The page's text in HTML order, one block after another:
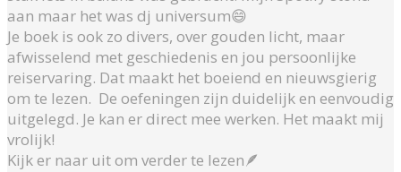
aan maar het was dj universum😄
Je boek is ook zo divers, over gouden licht, maar
afwisselend met geschiedenis en jou persoonlijke
reiservaring. Dat maakt het boeiend en nieuwsgierig
om te lezen. De oefeningen zijn duidelijk en eenvoudig
uitgelegd. Je kan er direct mee werken. Het maakt mij
vrolijk!
Kijk er naar uit om verder te lezen🪶